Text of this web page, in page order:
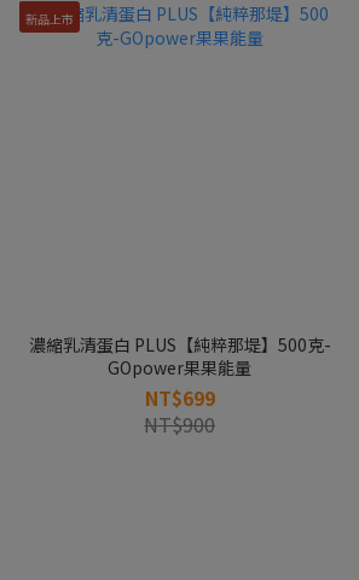
新品上市
濃縮乳清蛋白 PLUS【純粹那堤】500克-
GOpower果果能量
NT$699
NT$900